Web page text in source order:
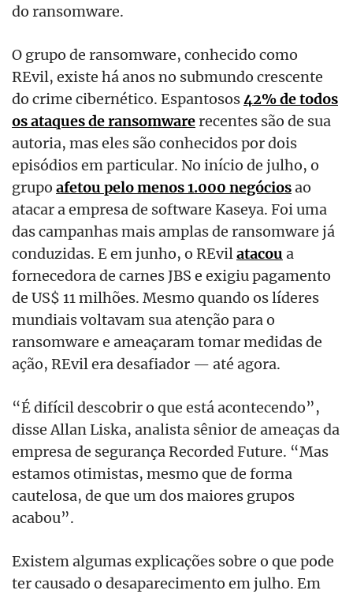
do ransomware.
O grupo de ransomware, conhecido como
REvil, existe há anos no submundo crescente
do crime cibernético. Espantosos42% de todos
os ataques de ransomwarerecentes são de sua
autoria, mas eles são conhecidos por dois
episódios em particular. No início de julho, o
grupo afetou pelo menos 1.000 negóciosao
atacar a empresa de software Kaseya. Foi uma
das campanhas mais amplas de ransomware já
conduzidas. E em junho, o REvilatacou a
fornecedora de carnes JBS e exigiu pagamento
de US$ 11 milhões. Mesmo quando os líderes
mundiais voltavam sua atenção para o
ransomware e ameaçaram tomar medidas de
ação, REvil era desafiador — até agora.
“É difícil descobrir o que está acontecendo”,
disse Allan Liska, analista sênior de ameaças da
empresa de segurança Recorded Future. “Mas
estamos otimistas, mesmo que de forma
cautelosa, de que um dos maiores grupos
acabou”.
Existem algumas explicações sobre o que pode
ter causado o desaparecimento em julho. Em